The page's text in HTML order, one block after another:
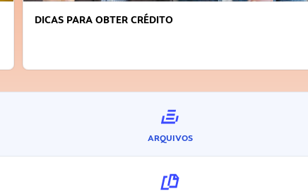
DICAS PARA OBTER CRÉDITO
ARQUIVOS